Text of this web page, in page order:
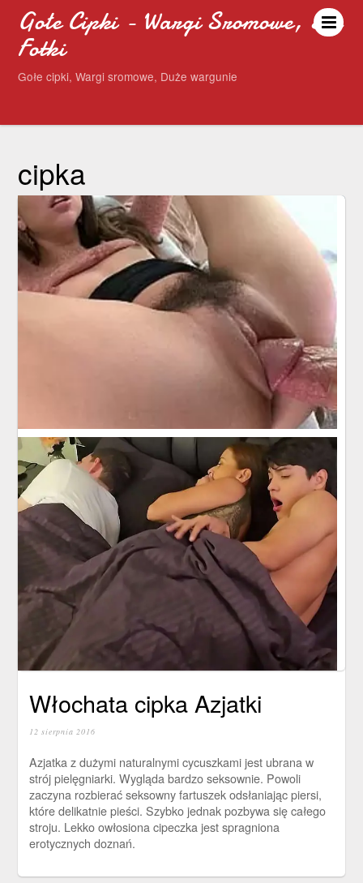
Gołe Cipki - Wargi Sromowe, Sex
Fotki
Gołe cipki, Wargi sromowe, Duże wargunie
cipka
Włochata cipka Azjatki
12 sierpnia 2016
Azjatka z dużymi naturalnymi cycuszkami jest ubrana w
strój pielęgniarki. Wygląda bardzo seksownie. Powoli
zaczyna rozbierać seksowny fartuszek odsłaniając piersi,
które delikatnie pieści. Szybko jednak pozbywa się całego
stroju. Lekko owłosiona cipeczka jest spragniona
erotycznych doznań.